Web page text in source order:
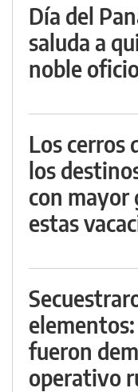
Día del
saluda a
noble
Los cerros
los
con mayor
estas
fueron
operativo